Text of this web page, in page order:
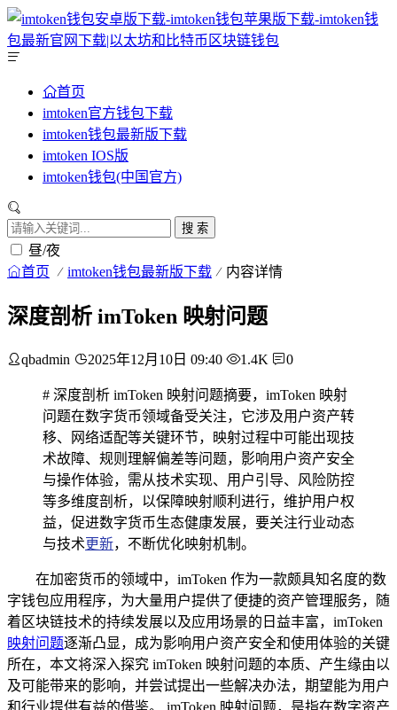
首页
imtoken官方钱包下载
imtoken钱包最新版下载
imtoken IOS版
imtoken钱包(中国官方)
搜 索
昼/夜
首页 imtoken钱包最新版下载 内容详情
深度剖析 imToken 映射问题
qbadmin 2025年12月10日 09:40 1.4K 0
# 深度剖析 imToken 映射问题摘要，imToken 映射
问题在数字货币领域备受关注，它涉及用户资产转
移、网络适配等关键环节，映射过程中可能出现技
术故障、规则理解偏差等问题，影响用户资产安全
与操作体验，需从技术实现、用户引导、风险防控
等多维度剖析，以保障映射顺利进行，维护用户权
益，促进数字货币生态健康发展，要关注行业动态
与技术更新，不断优化映射机制。
在加密货币的领域中，imToken 作为一款颇具知名度的数
字钱包应用程序，为大量用户提供了便捷的资产管理服务，随
着区块链技术的持续发展以及应用场景的日益丰富，imToken
映射问题逐渐凸显，成为影响用户资产安全和使用体验的关键
所在，本文将深入探究 imToken 映射问题的本质、产生缘由以
及可能带来的影响，并尝试提出一些解决办法，期望能为用户
和行业提供有益的借鉴。 imToken 映射问题，是指在数字资产